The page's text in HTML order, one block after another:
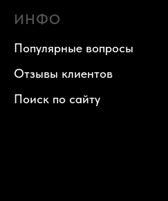
ИНФО
Популярные вопросы
Отзывы клиентов
Поиск по сайту